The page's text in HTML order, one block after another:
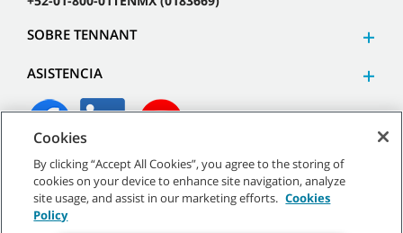
SOBRE TENNANT
ASISTENCIA
2026 Tennant Company. Todos los derechos reservados.
Cookies
By clicking “Accept All Cookies”, you agree to the storing of
cookies on your device to enhance site navigation, analyze
site usage, and assist in our marketing efforts. Cookies
Policy